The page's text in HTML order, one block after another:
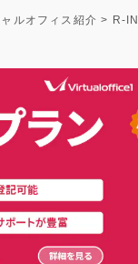
ルオフィス紹介 > R-